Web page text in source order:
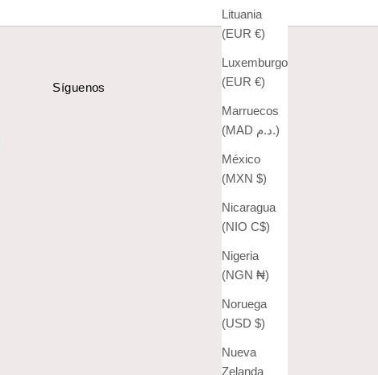
Lituania
(EUR €)
Luxemburgo
(EUR €)
Marruecos
(MAD د.م.)
México
(MXN $)
Nicaragua
(NIO C$)
Nigeria
(NGN ₦)
Noruega
(USD $)
Nueva
Zelanda
Síguenos